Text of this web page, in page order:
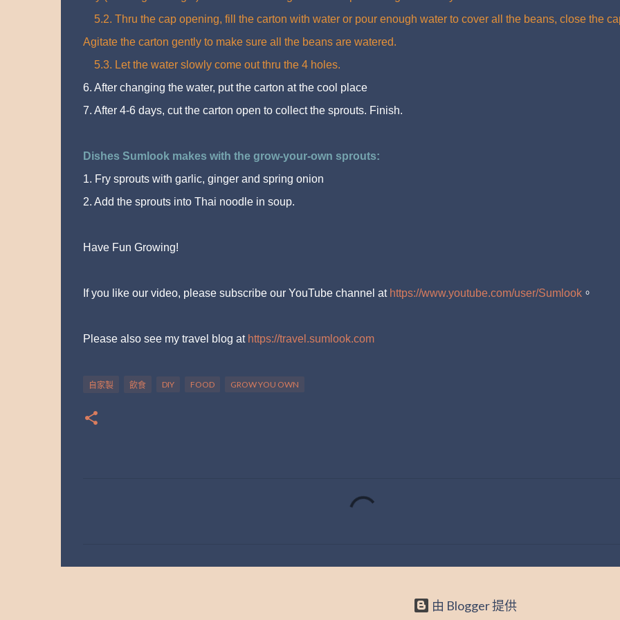
5.2. Thru the cap opening, fill the carton with water or pour enough water to cover all the beans, close the
Agitate the carton gently to make sure all the beans are watered.
5.3. Let the water slowly come out thru the 4 holes.
6. After changing the water, put the carton at the cool place
7. After 4-6 days, cut the carton open to collect the sprouts. Finish.
Dishes Sumlook makes with the grow-your-own sprouts:
1. Fry sprouts with garlic, ginger and spring onion
2. Add the sprouts into Thai noodle in soup.
Have Fun Growing!
If you like our video, please subscribe our YouTube channel at https://www.youtube.com/user/Sumlook。
Please also see my travel blog at https://travel.sumlook.com
自家製 飲食 DIY FOOD GROW YOU OWN
由 Blogger 提供